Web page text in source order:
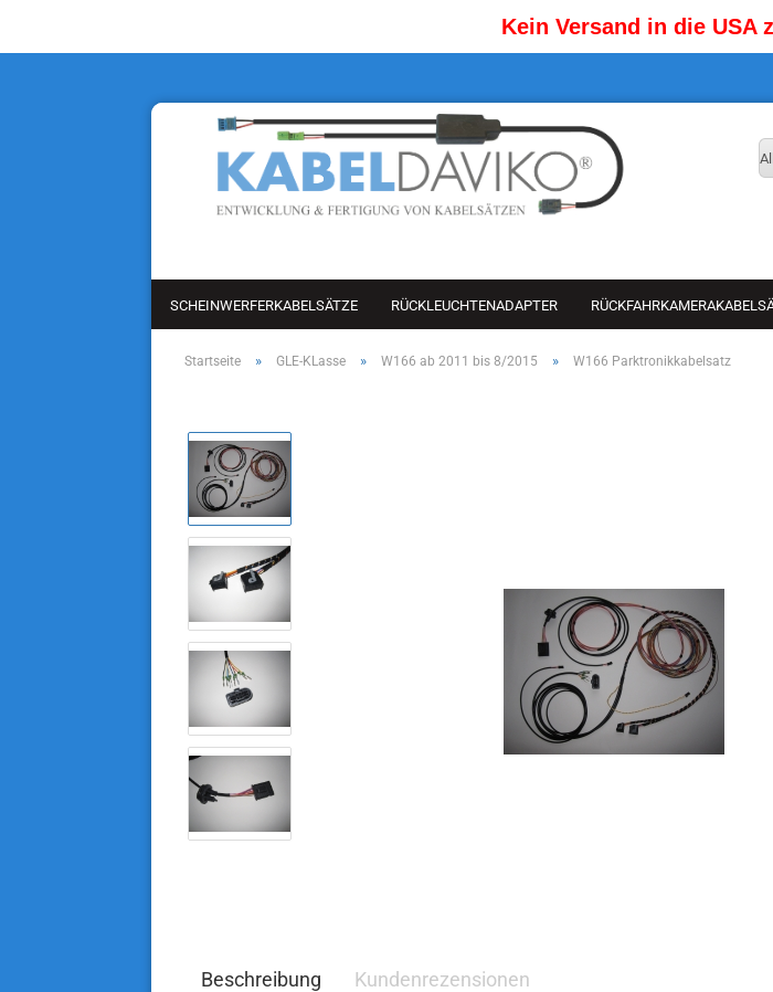
Kein Versand in die USA
SCHEINWERFERKABELSÄTZE RÜCKLEUCHTENADAPTER
Startseite » GLE-KLasse » W166 ab 2011 bis 8/2015 » W166 Parktronikkabelsatz
Beschreibung Kundenrezensionen